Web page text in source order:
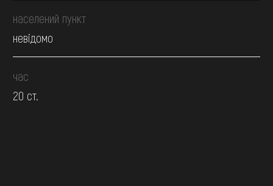
населений пункт
невідомо
час
20 ст.